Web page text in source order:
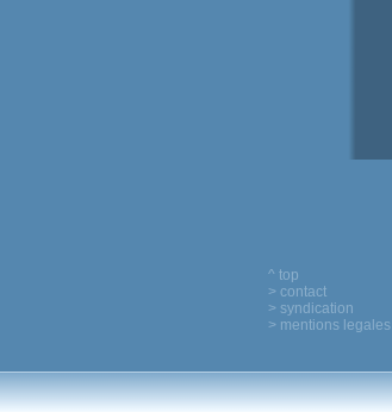
^ top
> contact
> syndication
> mentions legales